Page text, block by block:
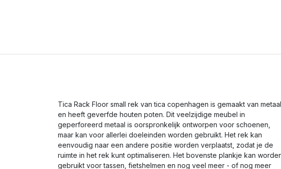
Tica Rack Floor small rek van tica copenhagen is gemaakt van metaal
en heeft geverfde houten poten. Dit veelzijdige meubel in
geperforeerd metaal is oorspronkelijk ontworpen voor schoenen,
maar kan voor allerlei doeleinden worden gebruikt. Het rek kan
eenvoudig naar een andere positie worden verplaatst, zodat je de
ruimte in het rek kunt optimaliseren. Het bovenste plankje kan
gebruikt voor tassen, fietshelmen en nog veel meer - of nog meer